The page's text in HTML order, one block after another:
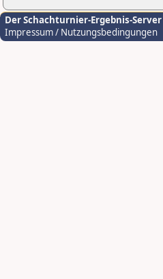
Der Schachturnier-Ergebnis-Server
Impressum / Nutzungsbedingungen